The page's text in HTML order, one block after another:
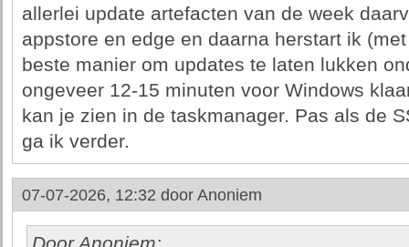
allerlei update artefacten van de week
appstore en edge en daarna herstart ik
beste manier om updates te laten lukken
ongeveer 12-15 minuten voor Windows
kan je zien in de taskmanager. Pas als de
ga ik verder.
07-07-2026, 12:32 door Anoniem